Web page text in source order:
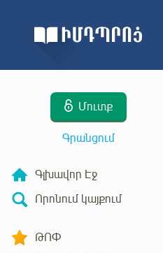
Մուտք
Գրանցում
Գլխավոր Էջ
Որոնում կայքում
ԹՈՓ